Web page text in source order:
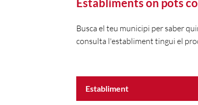
Establiments on pots
Busca el teu municipi per saber
consulta l'establiment tingui el
Establiment